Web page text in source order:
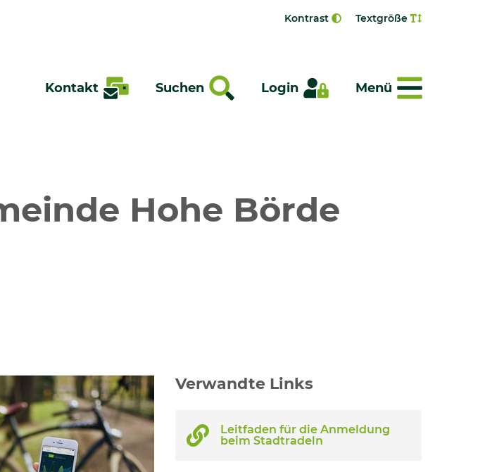
Kontrast Textgröße
Kontakt Suchen Login Menü
Menü
Hohe Börde
Verwandte Links
Leitfaden für die Anmeldung
beim Stadtradeln